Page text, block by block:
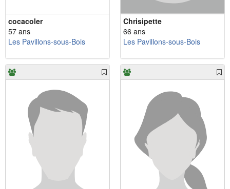
cocacoler
57 ans
Les Pavillons-sous-Bois
Chrisipette
66 ans
Les Pavillons-sous-Bois